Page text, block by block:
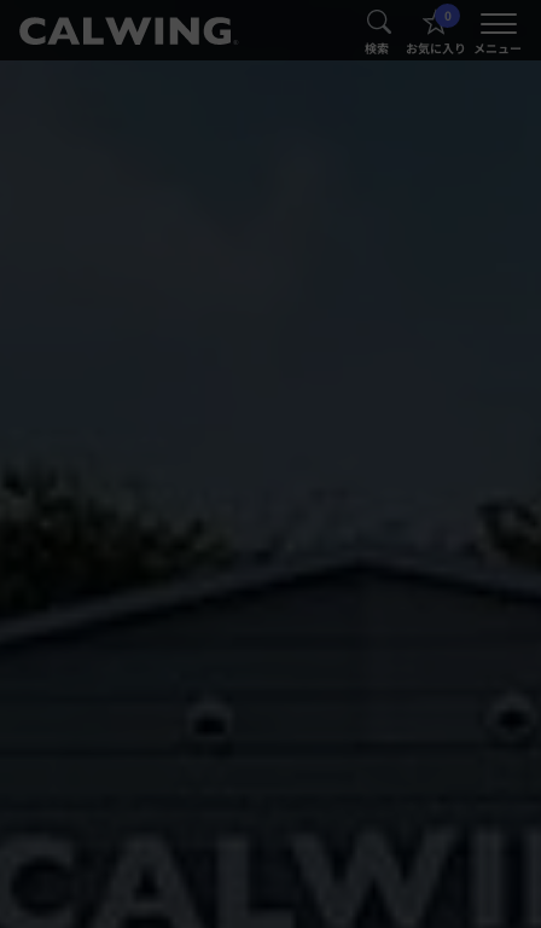
® 検索
0
お気に入り メニュー
®